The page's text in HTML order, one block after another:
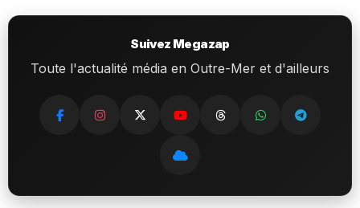
Suivez Megazap
Toute l'actualité média en Outre-Mer et d'ailleurs